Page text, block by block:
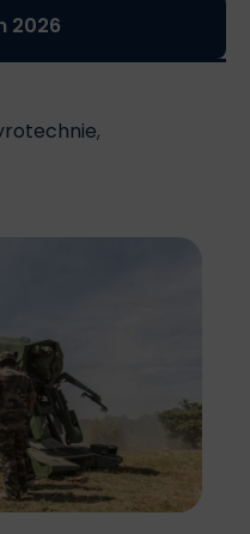
2026
,